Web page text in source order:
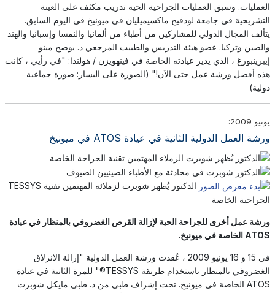
العمليات. وسبق العمليات الجراحية الحية تدريب مكثف على العينة
التشريحية في جامعة لودفيج ماكسيميليان في ميونيخ في اليوم السابق.
يتألف المجال الدولي للمشاركين من أطباء من ألمانيا والنمسا وإسبانيا والهند
والصين وتركيا. عضو هيئة التدريس والطبيب المرجعي د. يوضح مينو
إيبرينبورغ ، الذي يدير عيادته الخاصة في فينهويزن / هولندا: "في رأيي ، كانت
هذه أفضل ورشة عمل حتى الآن!" (الصورة على اليسار: صورة جماعية
دولية)
يونيو 2009:
ورشة العمل الدولية الثانية في عيادة ATOS في ميونيخ
الدكتور يُظهر شوبرت لزملائه المهتمين تقنية TESSYS
الجراحية الخاصة
ورشة عمل أخرى للجراحة الحية لإزالة القرص الغضروفي بالمنظار في عيادة
ATOS الخاصة في ميونيخ.
في 15 و 16 يونيو 2009 ، عُقدت ورشة العمل الدولية "إزالة الانزلاق
الغضروفي بالمنظار باستخدام طريقة TESSYS®" للمرة الثانية في عيادة
ATOS الخاصة في ميونيخ. تحت إشراف طبي من د. طبي مايكل شوبرت